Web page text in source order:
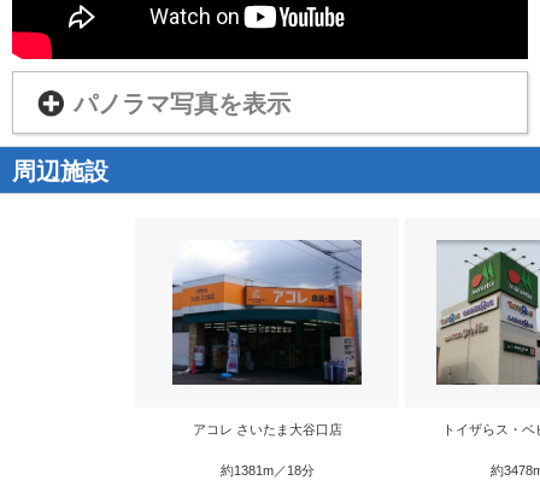
パノラマ写真を表示
周辺施設
アコレ さいたま大谷口店
約1381m／18分
トイザらス・
約